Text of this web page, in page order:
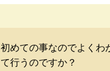
初めての事なのでよくわ
て行うのですか？